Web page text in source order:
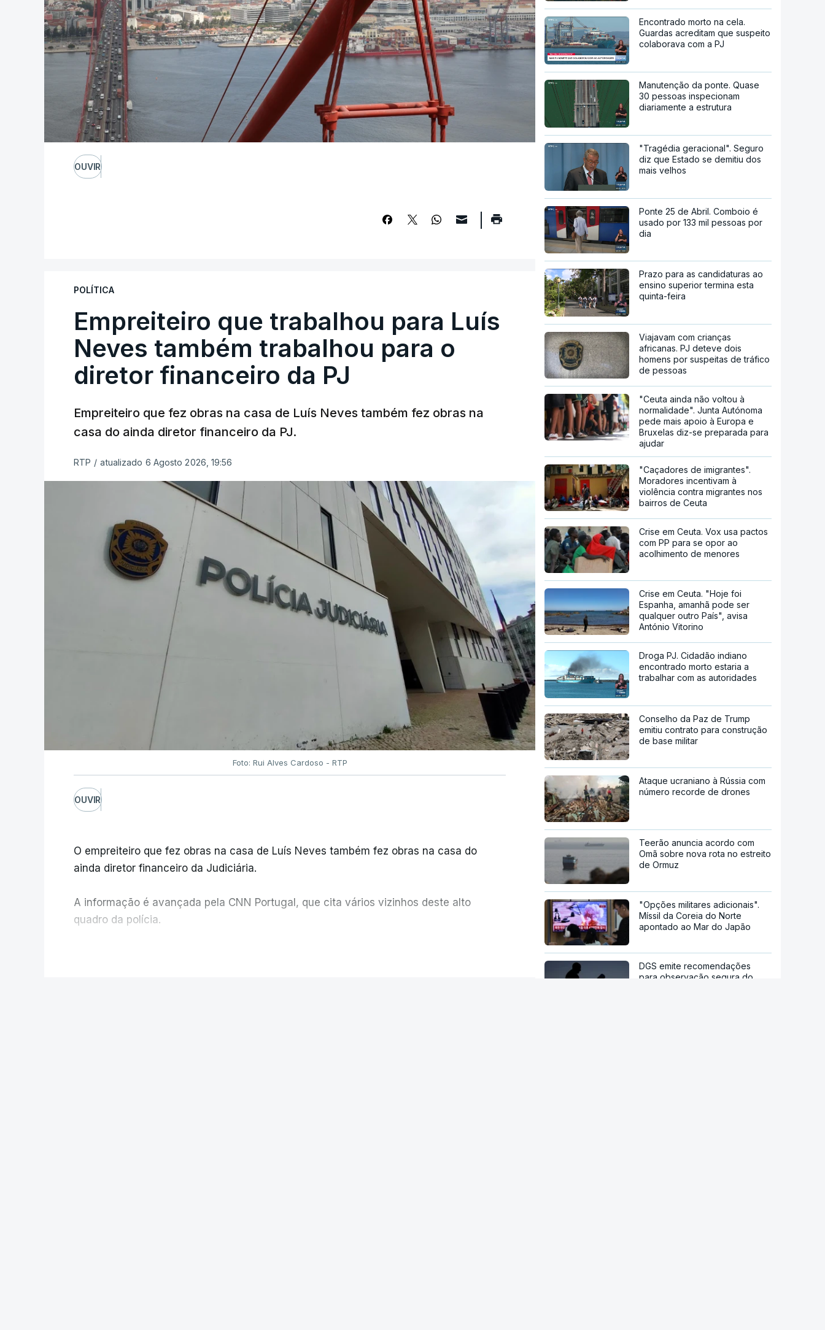
OUVIR
POLÍTICA
Empreiteiro que trabalhou para Luís
Neves também trabalhou para o
diretor financeiro da PJ
Empreiteiro que fez obras na casa de Luís Neves também fez obras na
casa do ainda diretor financeiro da PJ.
RTP / atualizado 6 Agosto 2026, 19:56
Foto: Rui Alves Cardoso - RTP
OUVIR
O empreiteiro que fez obras na casa de Luís Neves também fez obras na casa do
ainda diretor financeiro da Judiciária.
A informação é avançada pela CNN Portugal, que cita vários vizinhos deste alto
quadro da polícia.
Encontrado morto na cela.
Guardas acreditam que suspeito
colaborava com a PJ
Manutenção da ponte. Quase
30 pessoas inspecionam
diariamente a estrutura
"Tragédia geracional". Seguro
diz que Estado se demitiu dos
mais velhos
Ponte 25 de Abril. Comboio é
usado por 133 mil pessoas por
dia
Prazo para as candidaturas ao
ensino superior termina esta
quinta-feira
Viajavam com crianças
africanas. PJ deteve dois
homens por suspeitas de tráfico
de pessoas
"Ceuta ainda não voltou à
normalidade". Junta Autónoma
pede mais apoio à Europa e
Bruxelas diz-se preparada para
ajudar
"Caçadores de imigrantes".
Moradores incentivam à
violência contra migrantes nos
bairros de Ceuta
Crise em Ceuta. Vox usa pactos
com PP para se opor ao
acolhimento de menores
Crise em Ceuta. "Hoje foi
Espanha, amanhã pode ser
qualquer outro País", avisa
António Vitorino
Droga PJ. Cidadão indiano
encontrado morto estaria a
trabalhar com as autoridades
Conselho da Paz de Trump
emitiu contrato para construção
de base militar
Ataque ucraniano à Rússia com
número recorde de drones
Teerão anuncia acordo com
Omã sobre nova rota no estreito
de Ormuz
"Opções militares adicionais".
Míssil da Coreia do Norte
apontado ao Mar do Japão
DGS emite recomendações
para observação segura do